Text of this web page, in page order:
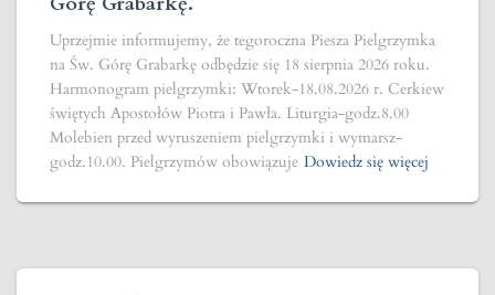
Uprzejmie informujemy, że tegoroczna Piesza Pielgrzymka
na Św. Górę Grabarkę odbędzie się 18 sierpnia 2026 roku.
Harmonogram pielgrzymki: Wtorek-18.08.2026 r. Cerkiew
świętych Apostołów Piotra i Pawła. Liturgia-godz.8.00
Molebien przed wyruszeniem pielgrzymki i wymarsz-
godz.10.00. Pielgrzymów obowiązuje Dowiedz się więcej